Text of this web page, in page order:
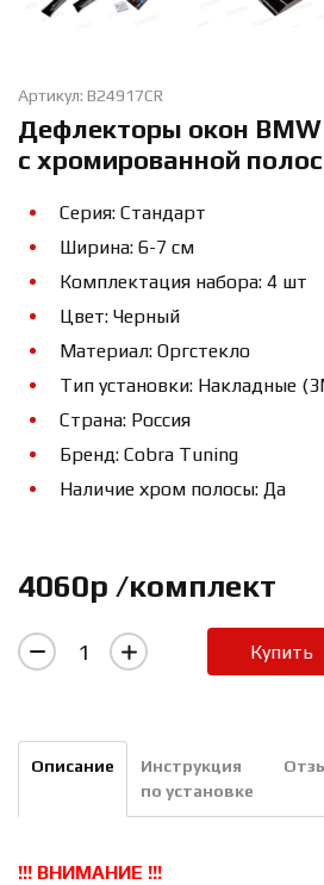
Артикул: B24917CR
Дефлекторы окон BMW
с хромированной
Серия: Стандарт
Ширина: 6-7 см
Комплектация набора: 4 шт
Цвет: Черный
Материал: Оргстекло
Тип установки: Накладные
Страна: Россия
Бренд: Cobra Tuning
Наличие хром полосы: Да
4060р /комплект
Купить
Описание
Инструкция
по установке
!!! ВНИМАНИЕ !!!